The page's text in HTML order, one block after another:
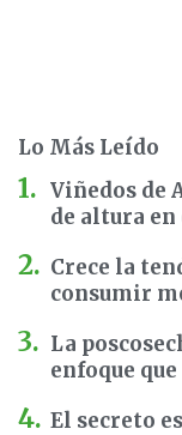
Lo Más Leído
Viñedos de
de altura
Crece la
consumir
La
enfoque
El secreto